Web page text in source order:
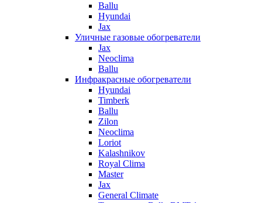
Ballu
Hyundai
Jax
Уличные газовые обогреватели
Jax
Neoclima
Ballu
Инфракрасные обогреватели
Hyundai
Timberk
Ballu
Zilon
Neoclima
Loriot
Kalashnikov
Royal Clima
Master
Jax
General Climate